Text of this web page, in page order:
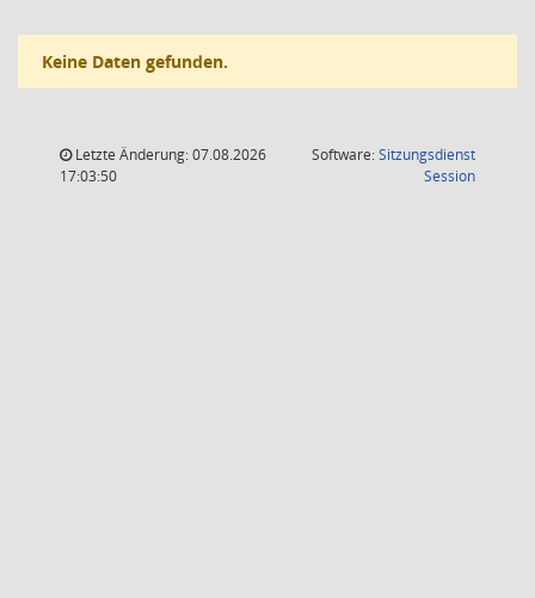
Keine Daten gefunden.
Letzte Änderung: 07.08.2026
17:03:50
Software:Sitzungsdienst
Session(Wird in